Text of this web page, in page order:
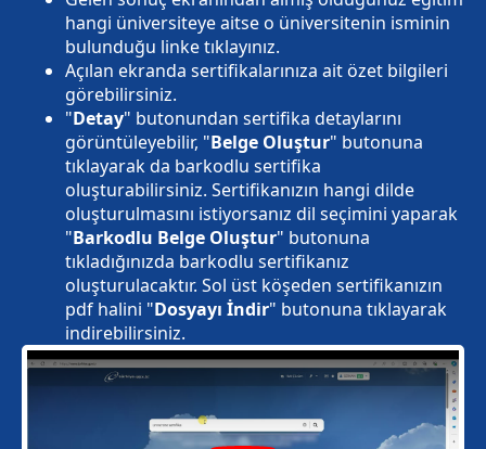
hangi üniversiteye aitse o üniversitenin isminin
bulunduğu linke tıklayınız.
Açılan ekranda sertifikalarınıza ait özet bilgileri
görebilirsiniz.
"Detay" butonundan sertifika detaylarını
görüntüleyebilir, "Belge Oluştur" butonuna
tıklayarak da barkodlu sertifika
oluşturabilirsiniz. Sertifikanızın hangi dilde
oluşturulmasını istiyorsanız dil seçimini yaparak
"Barkodlu Belge Oluştur" butonuna
tıkladığınızda barkodlu sertifikanız
oluşturulacaktır. Sol üst köşeden sertifikanızın
pdf halini "Dosyayı İndir" butonuna tıklayarak
indirebilirsiniz.